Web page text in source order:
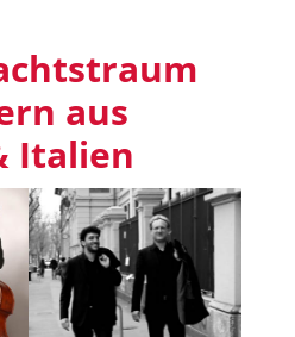
aus
Italien